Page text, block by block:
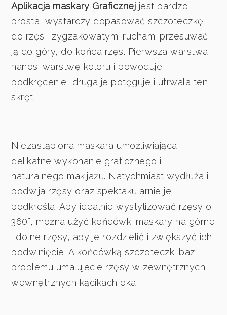
Aplikacja maskary Graficznej jest bardzo
prosta, wystarczy dopasować szczoteczkę
do rzęs i zygzakowatymi ruchami przesuwać
ją do góry, do końca rzęs. Pierwsza warstwa
nanosi warstwę koloru i powoduje
podkręcenie, druga je potęguje i utrwala ten
skręt.
Niezastąpiona maskara umożliwiająca
delikatne wykonanie graficznego i
naturalnego makijażu. Natychmiast wydłuża i
podwija rzęsy oraz spektakularnie je
podkreśla. Aby idealnie wystylizować rzęsy o
360°, można użyć końcówki maskary na górne
i dolne rzęsy, aby je rozdzielić i zwiększyć ich
podwinięcie. A końcówką szczoteczki baz
problemu umalujecie rzęsy w zewnętrznych i
wewnętrznych kącikach oka.